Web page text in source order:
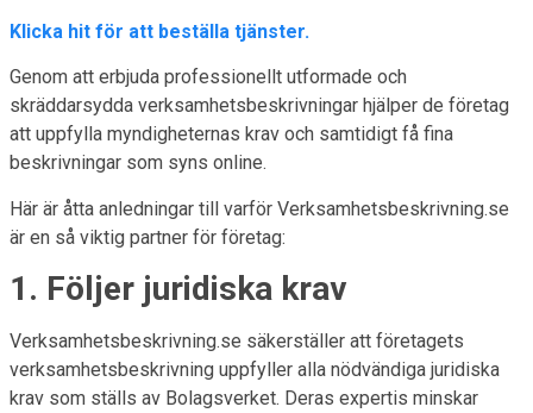
Klicka hit för att beställa tjänster.
Genom att erbjuda professionellt utformade och
skräddarsydda verksamhetsbeskrivningar hjälper de företag
att uppfylla myndigheternas krav och samtidigt få fina
beskrivningar som syns online.
Här är åtta anledningar till varför Verksamhetsbeskrivning.se
är en så viktig partner för företag:
1. Följer juridiska krav
Verksamhetsbeskrivning.se säkerställer att företagets
verksamhetsbeskrivning uppfyller alla nödvändiga juridiska
krav som ställs av Bolagsverket. Deras expertis minskar